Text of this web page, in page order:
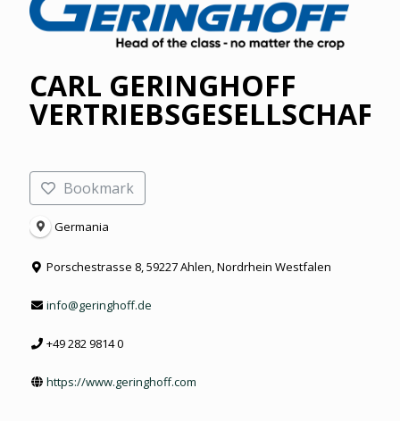
CARL GERINGHOFF
VERTRIEBSGESELLSCHAFT
Bookmark
Germania
Porschestrasse 8, 59227 Ahlen, Nordrhein Westfalen
info@geringhoff.de
+49 282 9814 0
https://www.geringhoff.com